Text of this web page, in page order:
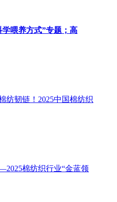
喂养方式”专题；高
纺韧链！2025中国棉纺织
棉纺织行业“金蓝领